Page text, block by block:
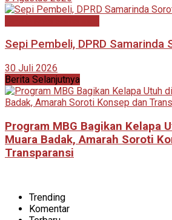
Sepi Pembeli, DPRD Samarinda
30 Juli 2026
Berita Selanjutnya
Program MBG Bagikan Kelapa
Muara Badak, Amarah Soroti
Transparansi
Trending
Komentar